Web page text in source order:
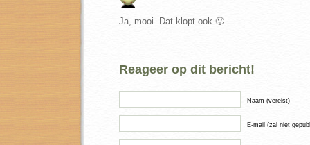
Ja, mooi. Dat klopt ook 🙂
Reageer op dit bericht!
Naam (vereist)
E-mail (zal niet